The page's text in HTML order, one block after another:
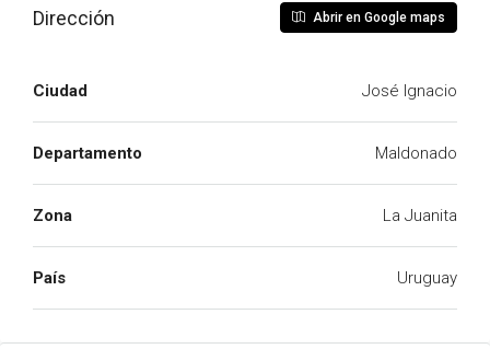
Dirección Abrir en Google maps
Ciudad José Ignacio
Departamento Maldonado
Zona La Juanita
País Uruguay